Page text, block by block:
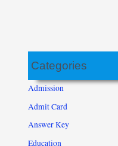
Categories
Admission
Admit Card
Answer Key
Education